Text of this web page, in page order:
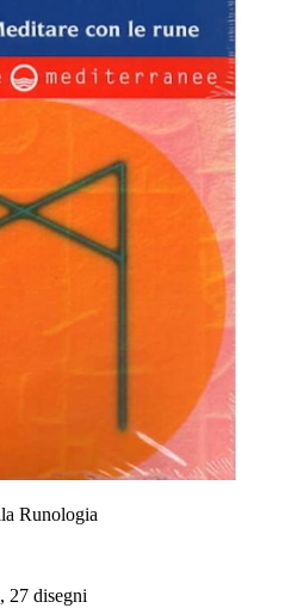
Runologia
27 disegni